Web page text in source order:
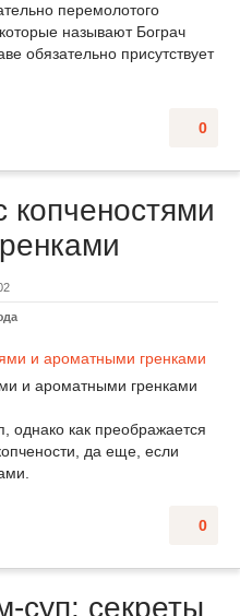
перемолотого
называют Бограч
обязательно присутствует
0
копченостями
и ароматными гренками
однако как преображается
да еще, если
0
суп: секреты